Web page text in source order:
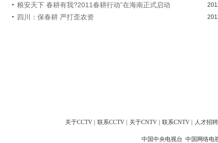
粮安天下 春耕有我?2011春耕行动”在海南正式启动
四川：保春耕 严打歪农资
关于CCTV | 联系CCTV | 关于CNTV | 联系CNTV | 人才招聘
中国中央电视台 中国网络电